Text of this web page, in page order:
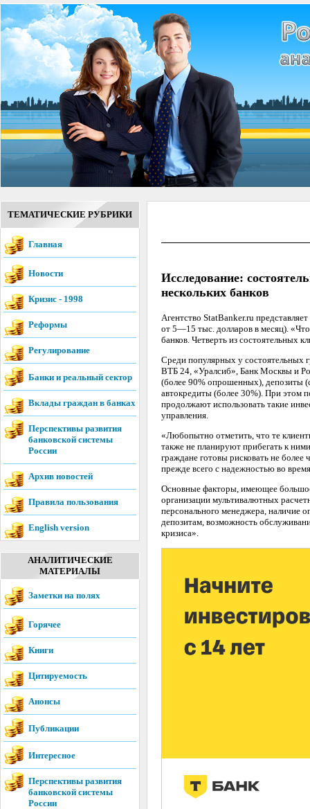
ТЕМАТИЧЕСКИЕ РУБРИКИ
Главная
Новости
Кризис - 1998
Реформы
Регулирование
Банки и реальный сектор
Вклады граждан в банках
Перспективы развития
банковской системы
России
Архив новостей
Правила пользования
English version
АНАЛИТИЧЕСКИЕ
МАТЕРИАЛЫ
Заметки на полях
Горячее
Книги
Цитируемость
Анонсы
Публикации
Интересное
Перспективы развития
банковской системы
России
Исследование:
нескольких банков
Агентство StatBanker.ru
от 5—15 тыс. долларов в месяц). «Что
банков. Четверть из состоятельных
Среди популярных у состоятельных
ВТБ 24, «Уралсиб», Банк Москвы и
(более 90% опрошенных), депозиты
автокредиты (более 30%). При этом
продолжают использовать такие
управления.
«Любопытно отметить, что те
также не планируют прибегать к
граждане готовы рисковать не
прежде всего с надежностью во
Основные факторы, имеющее
организации мультивалютных
персонального менеджера, наличие
депозитам, возможность
кризиса».